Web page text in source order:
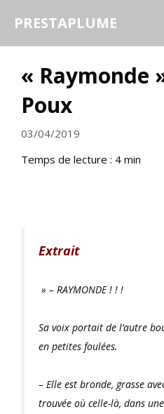
PRESTAPLUME
« Raymonde
Poux
03/04/2019
Temps de lecture : 4 min
Extrait
» – RAYMONDE ! ! !
Sa voix portait de l’autre
en petites foulées.
– Elle est bronde, grasse
trouvée où celle-là, dans